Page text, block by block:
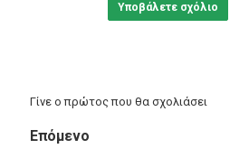
Υποβάλετε σχόλιο
Γίνε ο πρώτος που θα σχολιάσει
Επόμενο